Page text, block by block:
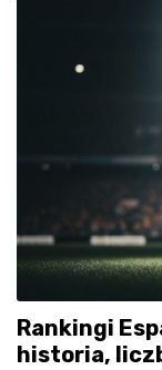
Rankingi
historia,